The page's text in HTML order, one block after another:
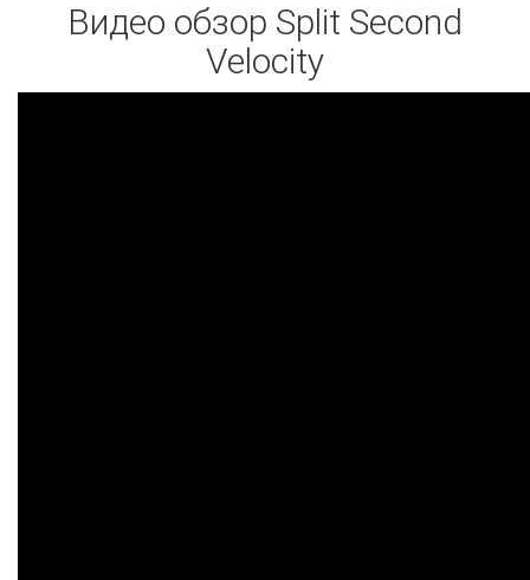
Видео обзор Split Second
Velocity